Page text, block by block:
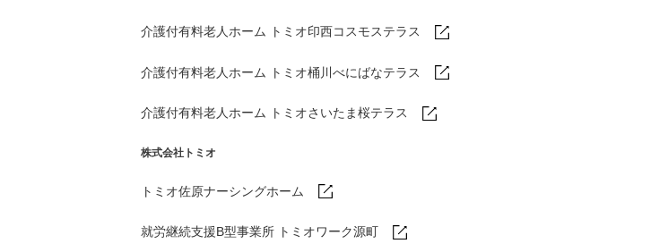
介護付有料老人ホーム トミオ印西コスモステラス
介護付有料老人ホーム トミオ桶川べにばなテラス
介護付有料老人ホーム トミオさいたま桜テラス
株式会社トミオ
トミオ佐原ナーシングホーム
就労継続支援B型事業所 トミオワーク源町